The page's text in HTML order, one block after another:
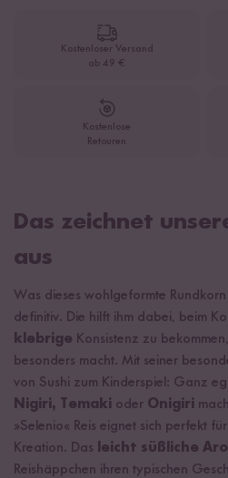
Kostenloser Versand
ab 49 €
Kostenlose
Retouren
Das zeichnet
aus
Was dieses wohlgeformte
definitiv. Die hilft ihm dabei, beim
klebrige Konsistenz zu
besonders macht. Mit seiner
von Sushi zum Kinderspiel: Ganz
Nigiri, Temaki oder Onigiri
»Selenio« Reis eignet sich perfekt
Kreation. Das
leicht süßliche
Reishäppchen ihren typischen